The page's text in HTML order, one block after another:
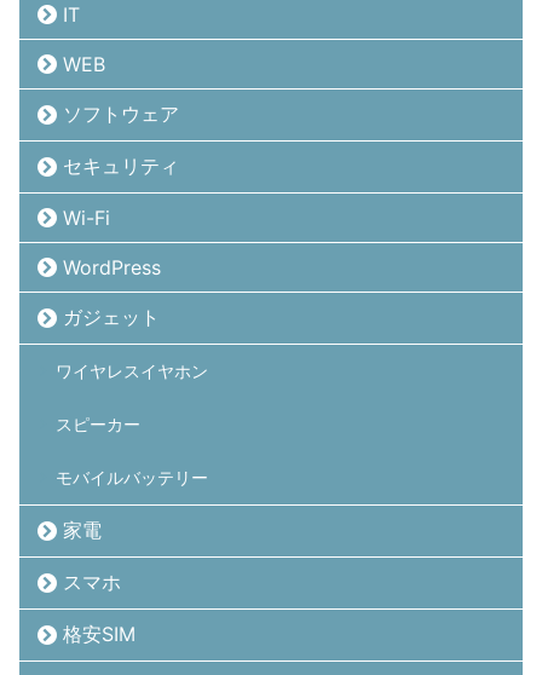
IT
WEB
ソフトウェア
セキュリティ
Wi-Fi
WordPress
ガジェット
ワイヤレスイヤホン
スピーカー
モバイルバッテリー
家電
スマホ
格安SIM